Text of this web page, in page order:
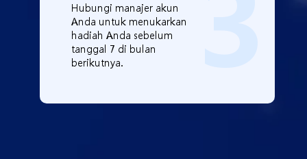
Hubungi manajer akun
Anda untuk menukarkan
hadiah Anda sebelum
tanggal 7 di bulan
berikutnya.